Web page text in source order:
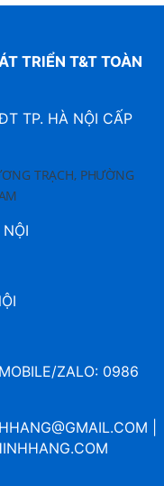
TRIỂN T&T TOÀN
TP. HÀ NỘI CẤP
TRẠCH, PHƯỜNG
ZALO: 0986